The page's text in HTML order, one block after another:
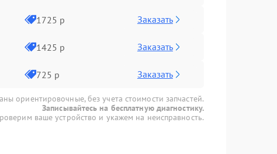
1725 р Заказать
1425 р Заказать
725 р Заказать
ориентировочные, без учета стоимости запчастей.
Записывайтесь на бесплатную диагностику.
ваше устройство и укажем на неисправность.